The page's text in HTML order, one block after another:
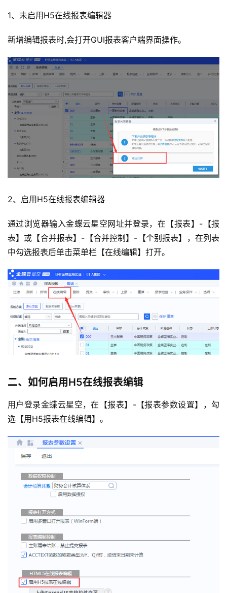
1、未启用H5在线报表编辑器
新增编辑报表时,会打开GUI报表客户端界面操作。
2、启用H5在线报表编辑器
通过浏览器输入金蝶云星空网址并登录，在【报表】-【报
表】或【合并报表】-【合并控制】-【个别报表】，在列表
中勾选报表后单击菜单栏【在线编辑】打开。
二、如何启用H5在线报表编辑
用户登录金蝶云星空，在【报表】-【报表参数设置】，勾
选【用H5报表在线编辑】。